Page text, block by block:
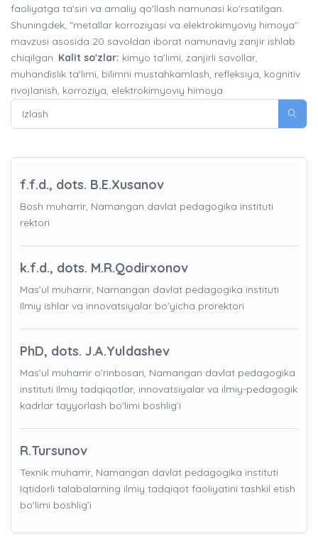
faoliyatga ta'siri va amaliy qo'llash namunasi ko'rsatilgan.
Shuningdek, "metallar korroziyasi va elektrokimyoviy himoya"
mavzusi asosida 20 savoldan iborat namunaviy zanjir ishlab
chiqilgan. Kalit so'zlar: kimyo ta'limi, zanjirli savollar,
muhandislik ta'limi, bilimni mustahkamlash, refleksiya, kognitiv
rivojlanish, korroziya, elektrokimyoviy himoya.
f.f.d., dots. B.E.Xusanov
Bosh muharrir, Namangan davlat pedagogika instituti
rektori
k.f.d., dots. M.R.Qodirxonov
Mas’ul muharrir, Namangan davlat pedagogika instituti
Ilmiy ishlar va innovatsiyalar bo’yicha prorektori
PhD, dots. J.A.Yuldashev
Mas’ul muharrir o’rinbosari, Namangan davlat pedagogika
instituti Ilmiy tadqiqotlar, innovatsiyalar va ilmiy-pedagogik
kadrlar tayyorlash bo'limi boshlig’i
R.Tursunov
Texnik muharrir, Namangan davlat pedagogika instituti
Iqtidorli talabalarning ilmiy tadqiqot faoliyatini tashkil etish
bo'limi boshlig’i